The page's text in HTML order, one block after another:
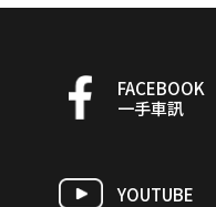
FACEBOOK
一手車訊
YOUTUBE